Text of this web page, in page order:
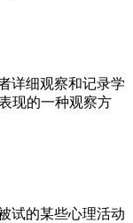
详细观察和记录学
现的一种观察方
试的某些心理活动